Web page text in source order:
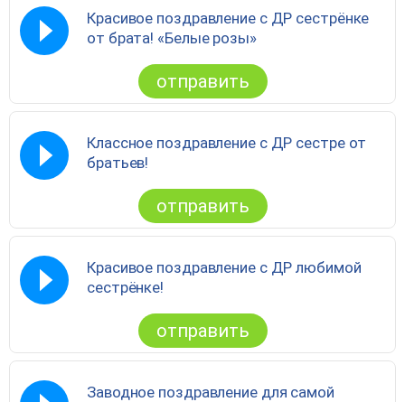
Красивое поздравление с ДР сестрёнке
от брата! «Белые розы»
отправить
Классное поздравление с ДР сестре от
братьев!
отправить
Красивое поздравление с ДР любимой
сестрёнке!
отправить
Заводное поздравление для самой